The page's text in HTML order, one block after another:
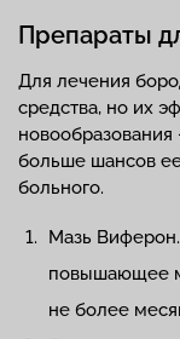
Препараты
Для лечения
средства, но их
больше шансов
больного.
Мазь
повышающее
не более